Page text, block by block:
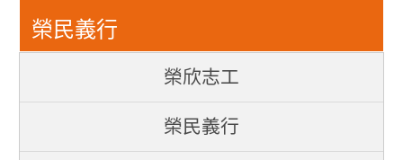
榮民義行
榮欣志工
榮民義行
八十五歲榮民胡家何，捐
款就助大陸青海省玉樹地